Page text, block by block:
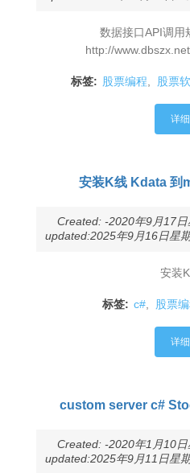
数据接口API调用
http://
标签: 股票编程 股票
详细
安装K线 Kdata 到
Created: -2020年9月17
updated:2025年9月16日星
安装
标签: c# 股票
详细
custom server c#
Created: -2020年1月10
updated:2025年9月11日星